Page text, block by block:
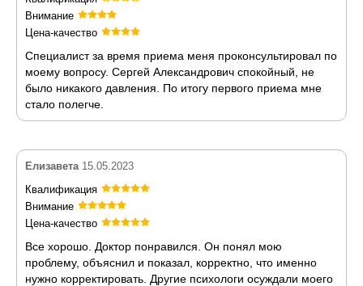
Внимание
Цена-качество
Специалист за время приема меня проконсультировал по
моему вопросу. Сергей Александрович спокойный, не
было никакого давления. По итогу первого приема мне
стало полегче.
Елизавета 15.05.2023
Квалификация
Внимание
Цена-качество
Все хорошо. Доктор понравился. Он понял мою
проблему, объяснил и показал, корректно, что именно
нужно корректировать. Другие психологи осуждали моего